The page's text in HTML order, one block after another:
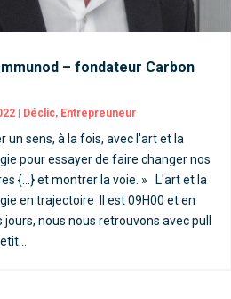
– fondateur Carbon
| Déclic, Entrepreuneur
un sens, à la fois, avec l'art et la
pour essayer de faire changer nos
{...} et montrer la voie. » L'art et la
en trajectoire Il est 09H00 et en
jours, nous nous retrouvons avec pull